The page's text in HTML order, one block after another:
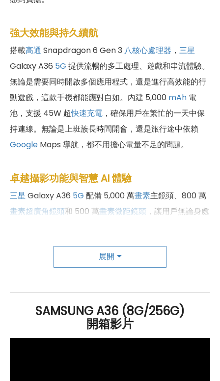
強大效能與持久續航
搭載高通 Snapdragon 6 Gen 3 八核心處理器 ， 三星
Galaxy A36 5G 提供流暢的多工處理、遊戲和串流體驗。
無論是需要同時開啟多個應用程式，還是進行高效能的行
動遊戲，這款手機都能應對自如。內建 5,000 mAh 電
池，支援 45W 超快速充電 ，確保用戶在繁忙的一天中保
持連線。無論是上班族長時間開會，還是旅行途中依賴
Google Maps 導航，都不用擔心電量不足的問題。
卓越攝影功能與智慧 AI 體驗
三星 Galaxy A36 5G 配備 5,000 萬畫素主鏡頭、800 萬
畫素超廣角鏡頭和 500 萬畫素微距鏡頭 ，讓用戶無論身處
前置相機擁有 1,200 萬
晰的影像，讓每一張自拍都展現最佳狀態。
全新的 Awesome Intelligence 功能提升了相機和日常操
作的智慧體驗，例如自動調整光線與影像處理，確保每張
照片都達到專業水準。
展開
SAMSUNG A36 (8G/256G)
開箱影片